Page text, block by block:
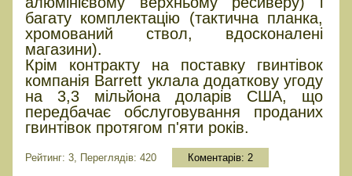
багату комплектацію (тактична планка,
хромований ствол, вдосконалені
магазини).
Крім контракту на поставку гвинтівок
компанія Barrett уклала додаткову угоду
на 3,3 мільйона доларів США, що
передбачає обслуговування проданих
гвинтівок протягом п'яти років.
Рейтинг: 3, Переглядів: 420 Коментарів: 2